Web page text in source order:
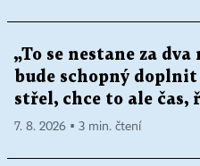
„To se nestane za
bude schopný
střel, chce to ale čas,
7. 8. 2026 ▪ 3 min. čtení